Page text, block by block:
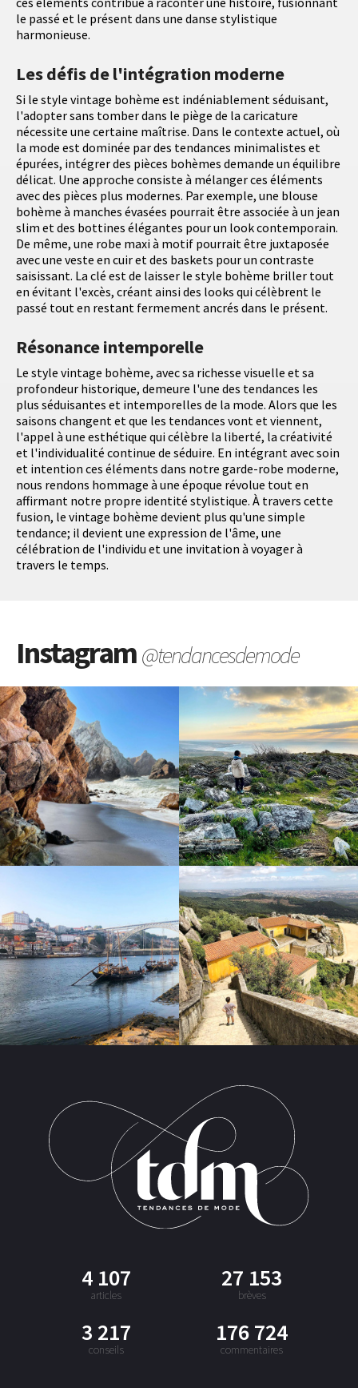
le passé et le présent dans une danse stylistique
harmonieuse.
Les défis de l'intégration moderne
Si le style vintage bohème est indéniablement séduisant,
l'adopter sans tomber dans le piège de la caricature
nécessite une certaine maîtrise. Dans le contexte actuel, où
la mode est dominée par des tendances minimalistes et
épurées, intégrer des pièces bohèmes demande un équilibre
délicat. Une approche consiste à mélanger ces éléments
avec des pièces plus modernes. Par exemple, une blouse
bohème à manches évasées pourrait être associée à un jean
slim et des bottines élégantes pour un look contemporain.
De même, une robe maxi à motif pourrait être juxtaposée
avec une veste en cuir et des baskets pour un contraste
saisissant. La clé est de laisser le style bohème briller tout
en évitant l'excès, créant ainsi des looks qui célèbrent le
passé tout en restant fermement ancrés dans le présent.
Résonance intemporelle
Le style vintage bohème, avec sa richesse visuelle et sa
profondeur historique, demeure l'une des tendances les
plus séduisantes et intemporelles de la mode. Alors que les
saisons changent et que les tendances vont et viennent,
l'appel à une esthétique qui célèbre la liberté, la créativité
et l'individualité continue de séduire. En intégrant avec soin
et intention ces éléments dans notre garde-robe moderne,
nous rendons hommage à une époque révolue tout en
affirmant notre propre identité stylistique. À travers cette
fusion, le vintage bohème devient plus qu'une simple
tendance; il devient une expression de l'âme, une
célébration de l'individu et une invitation à voyager à
travers le temps.
Instagram@tendancesdemode
4 107
articles
27 153
brèves
3 217
conseils
176 724
commentaires